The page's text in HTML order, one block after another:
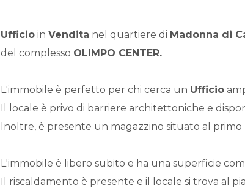
Ufficio inVendita nel quartiere di Madonna di
del complesso OLIMPO CENTER.
L'immobile è perfetto per chi cerca un Ufficio
Il locale è privo di barriere architettoniche e
Inoltre, è presente un magazzino situato al primo
L'immobile è libero subito e ha una superficie
Il riscaldamento è presente e il locale si trova al